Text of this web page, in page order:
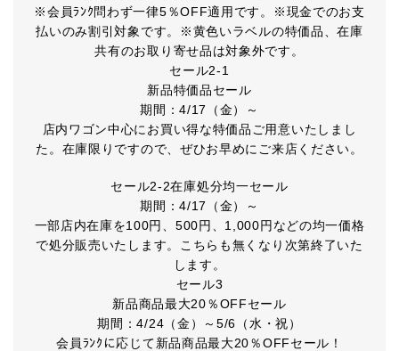
※会員ﾗﾝｸ問わず一律5％OFF適用です。※現金でのお支
払いのみ割引対象です。※黄色いラベルの特価品、在庫
共有のお取り寄せ品は対象外です。
セール2-1
新品特価品セール
期間：4/17（金）～
店内ワゴン中心にお買い得な特価品ご用意いたしまし
た。在庫限りですので、ぜひお早めにご来店ください。
セール2-2在庫処分均一セール
期間：4/17（金）～
一部店内在庫を100円、500円、1,000円などの均一価格
で処分販売いたします。こちらも無くなり次第終了いた
します。
セール3
新品商品最大20％OFFセール
期間：4/24（金）～5/6（水・祝）
会員ﾗﾝｸに応じて新品商品最大20％OFFセール！